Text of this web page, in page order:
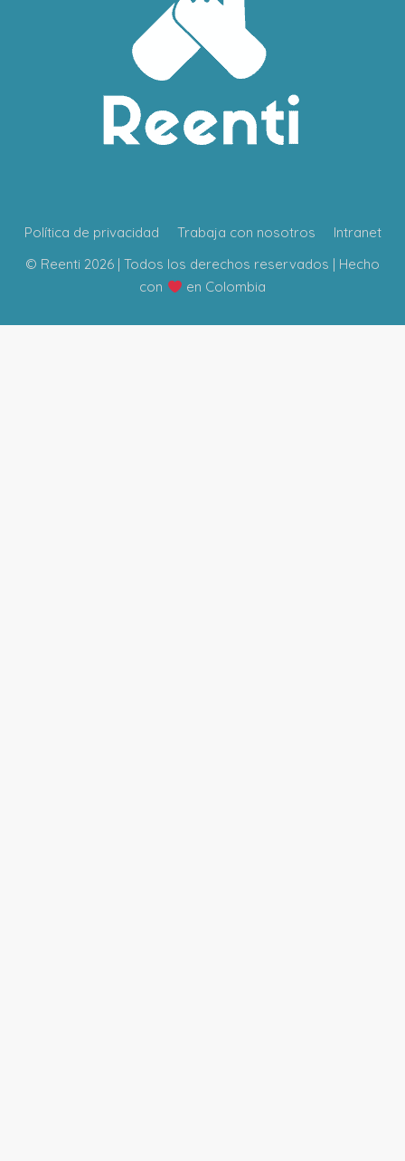
Política de privacidad Trabaja con nosotros
Intranet
© Reenti 2026 | Todos los derechos reservados | Hecho
con
en Colombia